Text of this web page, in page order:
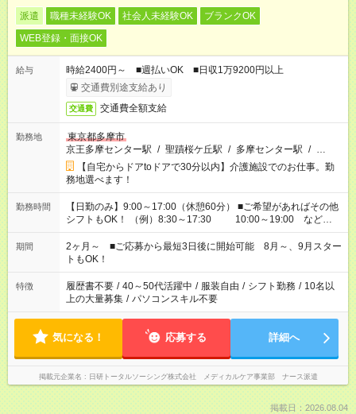
派遣 職種未経験OK 社会人未経験OK
ブランクOK
WEB登録・面接OK
給与
時給2400円～ ■週払いOK ■日収1万9200円以上
交通費別途支給あり
交通費 交通費全額支給
勤務地
東京都多摩市
京王多摩センター駅 / 聖蹟桜ケ丘駅 / 多摩センター駅 / …
【自宅からドアtoドアで30分以内】介護施設でのお仕事。勤
務地選べます！
勤務時間
【日勤のみ】9:00～17:00（休憩60分） ■ご希望があればその他
シフトもOK！ （例）8:30～17:30 10:00～19:00 など
「家族とお休みを合わせたい」 「できれば残業はしたくない」
など、あなたのご希望に沿ったお仕事をご紹介します！ ※Wワ
ーク希望の方へ 今ご覧のお仕事で希望する勤務時間と、もう1つ
のお仕事の勤務時間。 合計で週40時間を超える場合は応募でき
ません
期間
2ヶ月～ ■ご応募から最短3日後に開始可能 8月～、9月スター
トもOK！
特徴 履歴書不要 / 40～50代活躍中 / 服装自由 / シフト勤務 / 10名以
上の大量募集 / パソコンスキル不要
気になる！ 応募する 詳細へ
掲載元企業名 日研トータルソーシング株式会社 メディカルケア事業部 ナース派遣
掲載日：2026.08.04